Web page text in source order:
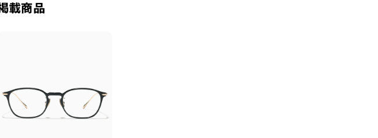
もっと軽さを追求したい方は極薄レンズがお勧めです👌🏻
極薄レンズは両面非球面レンズなので、軽いのはともかく目が小さく見えにくかったり裸眼
載商品